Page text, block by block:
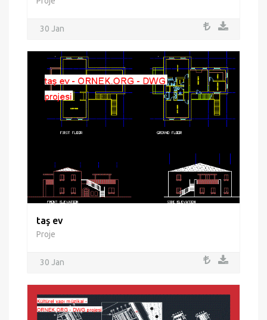
30 Jan
taş ev
Proje
30 Jan